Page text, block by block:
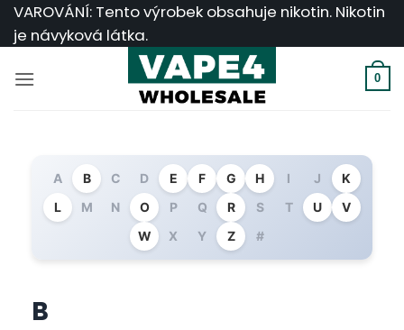
Přeskočit
na
VAROVÁNÍ: Tento výrobek obsahuje nikotin. Nikotin
je návyková látka.
0
A B C D E F G H I J
K
L
M N O P Q R S T U
V
W
X Y Z #
B